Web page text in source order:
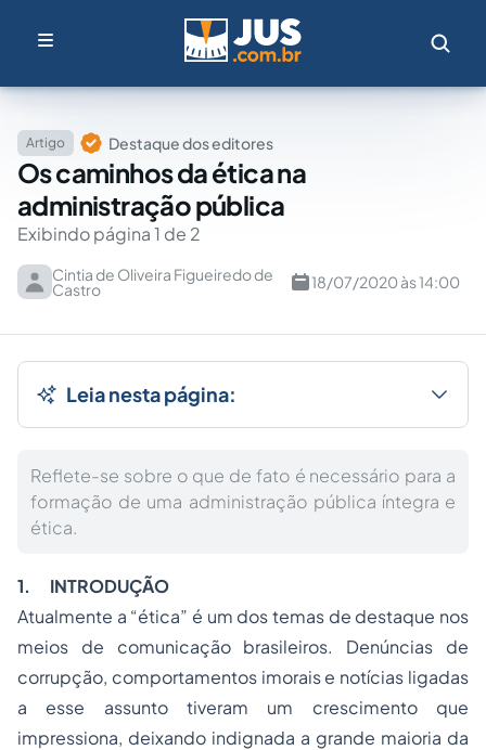
Artigo Destaque dos editores
Os caminhos da ética na
administração pública
Exibindo página 1 de 2
Cintia de Oliveira Figueiredo de
Castro 18/07/2020 às 14:00
Leia nesta página:
Reflete-se sobre o que de fato é necessário para a
formação de uma administração pública íntegra e
ética.
1. INTRODUÇÃO
Atualmente a “ética” é um dos temas de destaque nos
meios de comunicação brasileiros. Denúncias de
corrupção, comportamentos imorais e notícias ligadas
a esse assunto tiveram um crescimento que
impressiona, deixando indignada a grande maioria da